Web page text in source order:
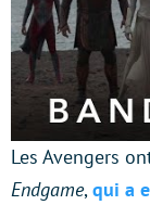
Les Avengers
Endgame,qui a